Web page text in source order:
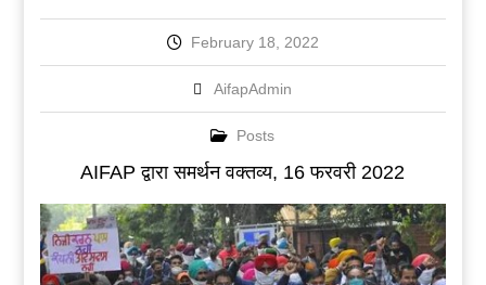
February 18, 2022
AifapAdmin
Posts
AIFAP द्वारा समर्थन वक्तव्य, 16 फरवरी 2022